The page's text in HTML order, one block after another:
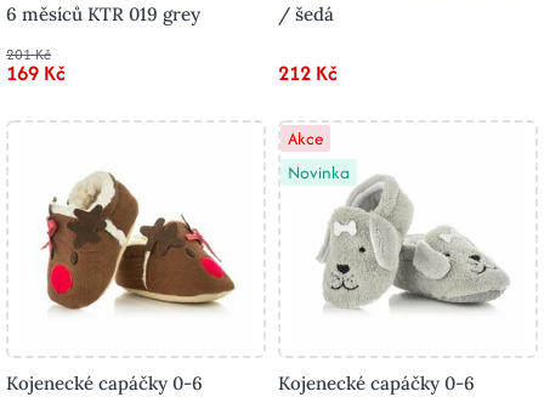
6 měsíců KTR 019 grey
201 Kč
169 Kč
/ šedá
212 Kč
Kojenecké capáčky 0-6
Akce
Novinka
Kojenecké capáčky 0-6